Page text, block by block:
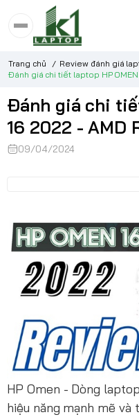
Trang chủ / Review đánh giá
Đánh giá chi tiết laptop HP
Đánh giá chi
16 2022 - AMD
09/04/2024
HP Omen - Dòng
hiệu năng mạnh mẽ